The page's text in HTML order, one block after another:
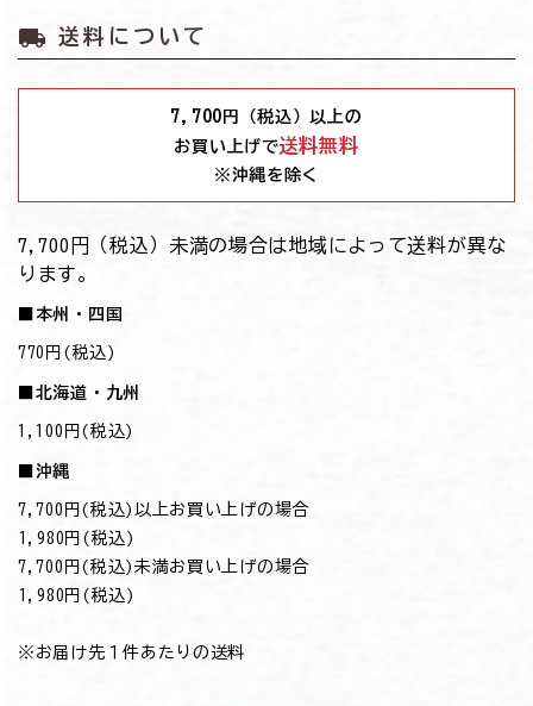
local_shipping 送料について
7,700 円（税込）以上の
お買い上げで送料無料
※沖縄を除く
7,700円（税込）未満の場合は地域によって送料が異な
ります。
■本州・四国
770円(税込)
■北海道・九州
1,100円(税込)
■沖縄
7,700円(税込)以上お買い上げの場合
→1,980円(税込)
7,700円(税込)未満お買い上げの場合
→1,980円(税込)
※お届け先１件あたりの送料